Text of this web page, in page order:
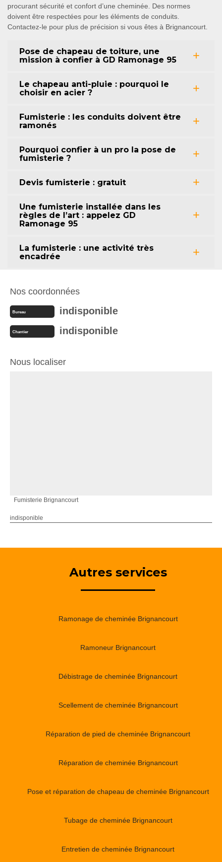
procurant sécurité et confort d’une cheminée. Des normes
doivent être respectées pour les éléments de conduits.
Contactez-le pour plus de précision si vous êtes à Brignancourt.
Pose de chapeau de toiture, une
mission à confier à GD Ramonage 95
Le chapeau anti-pluie : pourquoi le
choisir en acier ?
Fumisterie : les conduits doivent être
ramonés
Pourquoi confier à un pro la pose de
fumisterie ?
Devis fumisterie : gratuit
Une fumisterie installée dans les
règles de l’art : appelez GD
Ramonage 95
La fumisterie : une activité très
encadrée
Nos coordonnées
Bureau indisponible
Chantier indisponible
Nous localiser
Fumisterie Brignancourt
indisponible
Autres services
Ramonage de cheminée Brignancourt
Ramoneur Brignancourt
Débistrage de cheminée Brignancourt
Scellement de cheminée Brignancourt
Réparation de pied de cheminée Brignancourt
Réparation de cheminée Brignancourt
Pose et réparation de chapeau de cheminée Brignancourt
Tubage de cheminée Brignancourt
Entretien de cheminée Brignancourt